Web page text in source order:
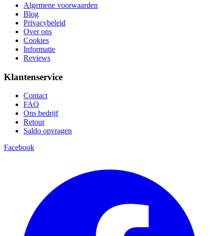
Algemene voorwaarden
Blog
Privacybeleid
Over ons
Cookies
Informatie
Reviews
Klantenservice
Contact
FAQ
Ons bedrijf
Retour
Saldo opvragen
Facebook